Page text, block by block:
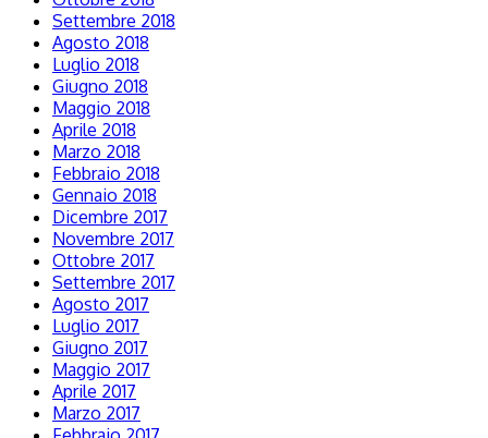
Settembre 2018
Agosto 2018
Luglio 2018
Giugno 2018
Maggio 2018
Aprile 2018
Marzo 2018
Febbraio 2018
Gennaio 2018
Dicembre 2017
Novembre 2017
Ottobre 2017
Settembre 2017
Agosto 2017
Luglio 2017
Giugno 2017
Maggio 2017
Aprile 2017
Marzo 2017